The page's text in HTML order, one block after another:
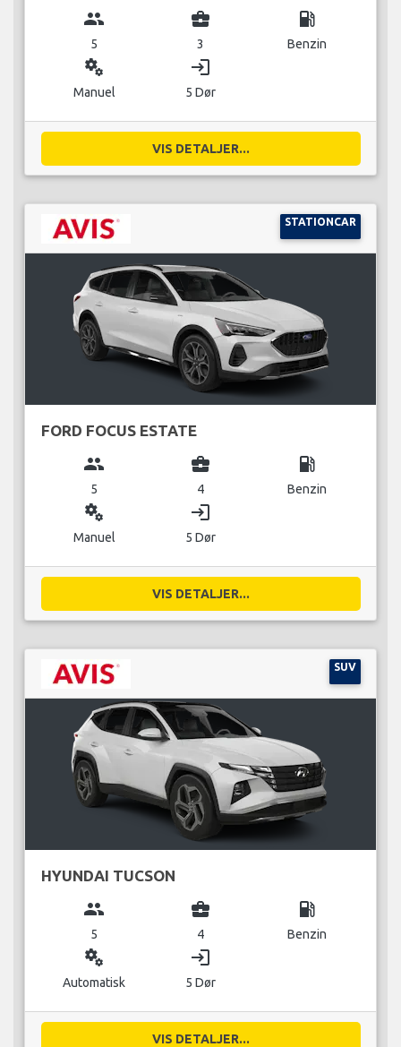
group
5
business_center
3
local_gas_station
Benzin
miscellaneous_services
Manuel
login
5 Dør
VIS DETALJER...
STATIONCAR
FORD FOCUS ESTATE
group
5
business_center
4
local_gas_station
Benzin
miscellaneous_services
Manuel
login
5 Dør
VIS DETALJER...
SUV
HYUNDAI TUCSON
group
5
business_center
4
local_gas_station
Benzin
miscellaneous_services
Automatisk
login
5 Dør
VIS DETALJER...